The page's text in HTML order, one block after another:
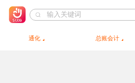
通化 总账会计